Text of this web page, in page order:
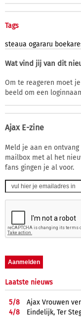
Tags
steaua ogararu
Wat vind jij van dit
Om te reageren moet
beeld om een
Ajax E-zine
Meld je aan en
mailbox met al het
fans gingen je al voor.
Laatste nieuws
5/8
Ajax Vrouwen
4/8
Eindelijk, Ter